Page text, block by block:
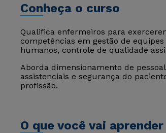
Conheça o curso
Qualifica enfermeiros para
competências em gestão de
humanos, controle de qualidade
Aborda dimensionamento de
assistenciais e segurança do
profissão.
O que você vai aprender